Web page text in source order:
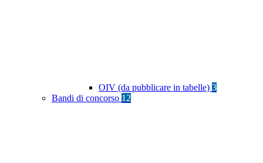
OIV (da pubblicare in tabelle) 3
Bandi di concorso 12